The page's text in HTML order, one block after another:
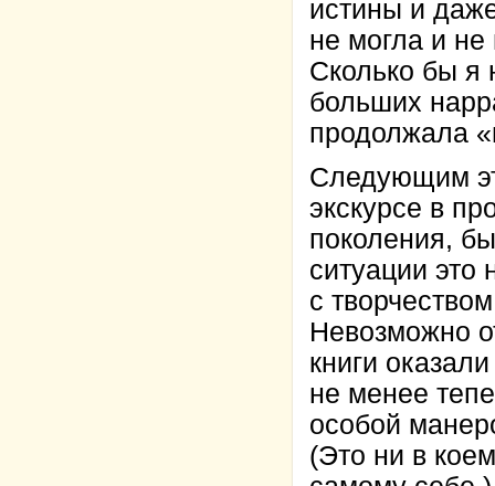
истины и
не могла и не
Сколько бы я
больших
продолжала
Следующим
экскурсе в
поколения,
ситуации это
с
Невозможно
книги
не менее
особой
(Это ни в